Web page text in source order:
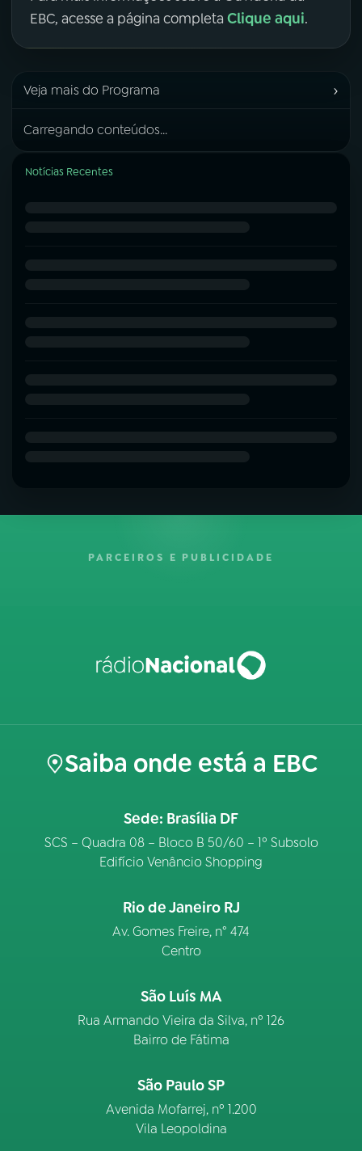
EBC, acesse a página completa Clique aqui.
Veja mais do Programa ›
Carregando conteúdos...
Notícias Recentes
PARCEIROS E PUBLICIDADE
Saiba onde está a EBC
Sede: Brasília DF
SCS – Quadra 08 – Bloco B 50/60 – 1º Subsolo
Edifício Venâncio Shopping
Rio de Janeiro RJ
Av. Gomes Freire, n° 474
Centro
São Luís MA
Rua Armando Vieira da Silva, nº 126
Bairro de Fátima
São Paulo SP
Avenida Mofarrej, nº 1.200
Vila Leopoldina